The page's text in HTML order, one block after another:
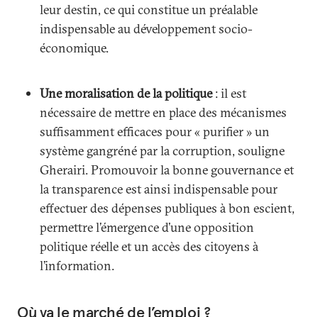
leur destin, ce qui constitue un préalable
indispensable au développement socio-
économique.
Une moralisation de la politique: il est
nécessaire de mettre en place des mécanismes
suffisamment efficaces pour « purifier » un
système gangréné par la corruption, souligne
Gherairi. Promouvoir la bonne gouvernance et
la transparence est ainsi indispensable pour
effectuer des dépenses publiques à bon escient,
permettre l’émergence d’une opposition
politique réelle et un accès des citoyens à
l’information.
Où va le marché de l’emploi ?